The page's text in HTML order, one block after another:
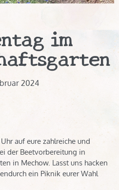
im
2024
auf eure zahlreiche und
der Beetvorbereitung in
in Mechow. Lasst uns hacken
ein Piknik eurer Wahl